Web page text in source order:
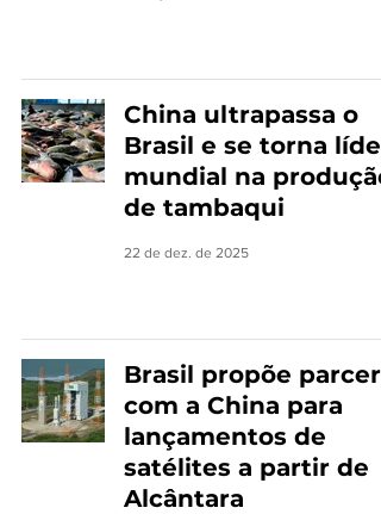
China ultrapassa o
Brasil e se torna líder
mundial na produção
de tambaqui
22 de dez. de 2025
Brasil propõe
com a China para
lançamentos de
satélites a partir de
Alcântara